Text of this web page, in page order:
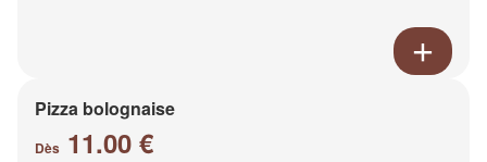
Pizza bolognaise
Dès 11.00 €